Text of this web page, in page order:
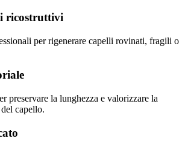
ricostruttivi
per rigenerare capelli rovinati, fragili o
preservare la lunghezza e valorizzare la
capello.